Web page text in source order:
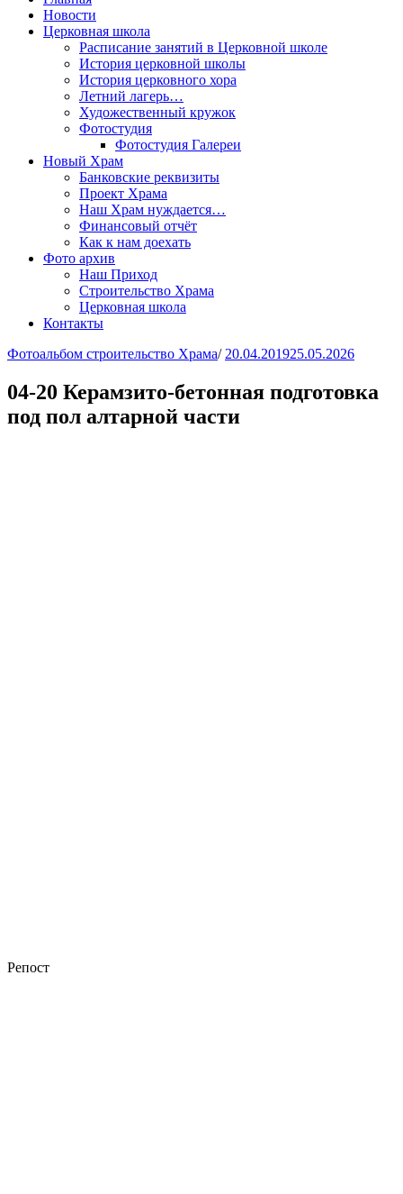
Новости
Церковная школа
Расписание занятий в Церковной школе
История церковной школы
История церковного хора
Летний лагерь…
Художественный кружок
Фотостудия
Фотостудия Галереи
Новый Храм
Банковские реквизиты
Проект Храма
Наш Храм нуждается…
Финансовый отчёт
Как к нам доехать
Фото архив
Наш Приход
Строительство Храма
Церковная школа
Контакты
Фотоальбом строительство Храма/ 20.04.201925.05.2026
04-20 Керамзито-бетонная подготовка
под пол алтарной части
Репост